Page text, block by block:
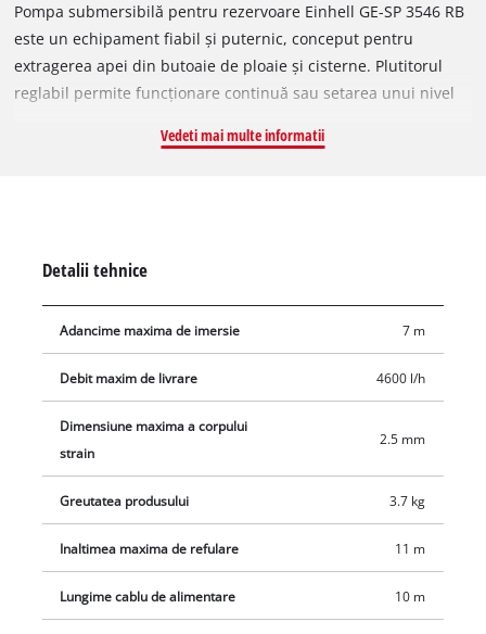
Pompa submersibilă pentru rezervoare Einhell GE-SP 3546 RB
este un echipament fiabil și puternic, conceput pentru
extragerea apei din butoaie de ploaie și cisterne. Plutitorul
reglabil permite funcționare continuă sau setarea unui nivel
pentru poziționarea furtunului de grădină și suport pentru
Vedeti mai multe informatii
Detalii tehnice
Adancime maxima de imersie 7 m
Debit maxim de livrare 4600 l/h
Dimensiune maxima a corpului
strain
2.5 mm
Greutatea produsului 3.7 kg
Inaltimea maxima de refulare 11 m
Lungime cablu de alimentare 10 m